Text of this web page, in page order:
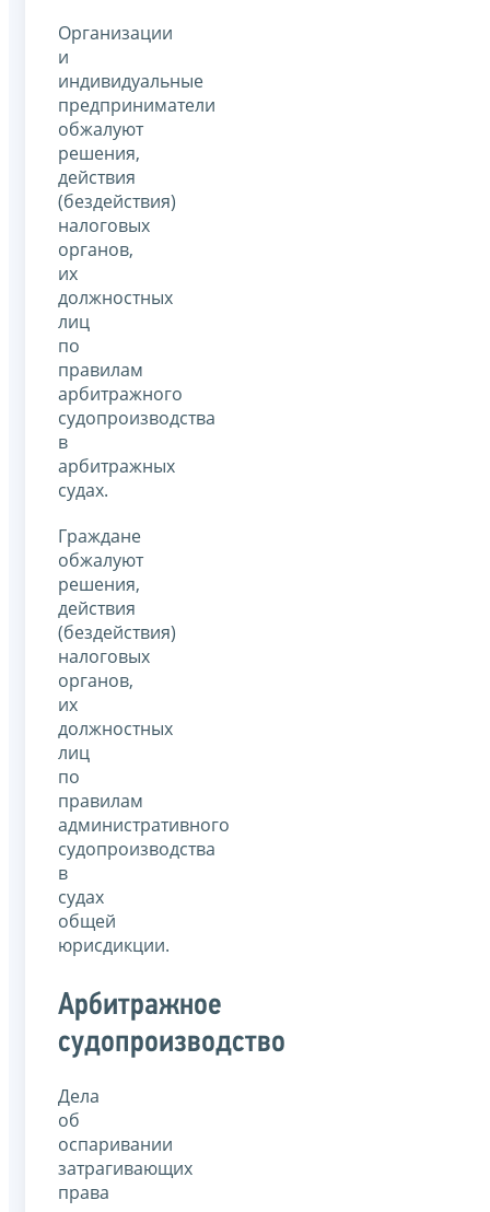
Организации
и
индивидуальные
предприниматели
обжалуют
решения,
действия
(бездействия)
налоговых
органов,
их
должностных
лиц
по
правилам
арбитражного
судопроизводства
в
арбитражных
судах.
Граждане
обжалуют
решения,
действия
(бездействия)
налоговых
органов,
их
должностных
лиц
по
правилам
административного
судопроизводства
в
судах
общей
юрисдикции.
Арбитражное
судопроизводство
Дела
об
оспаривании
затрагивающих
права